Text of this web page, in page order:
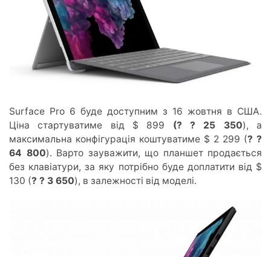
Surface Pro 6 буде доступним з 16 жовтня в США.
Ціна стартуватиме від $ 899 (? ? 25 350), а
максимальна конфігурація коштуватиме $ 2 299 (? ?
64 800). Варто зауважити, що планшет продається
без клавіатури, за яку потрібно буде доплатити від $
130 (? ? 3 650), в залежності від моделі.